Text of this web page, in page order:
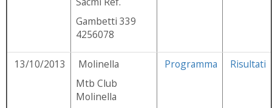
Gambetti 339
4256078
13/10/2013
Molinella
Mtb Club
Molinella
Programma Risultati